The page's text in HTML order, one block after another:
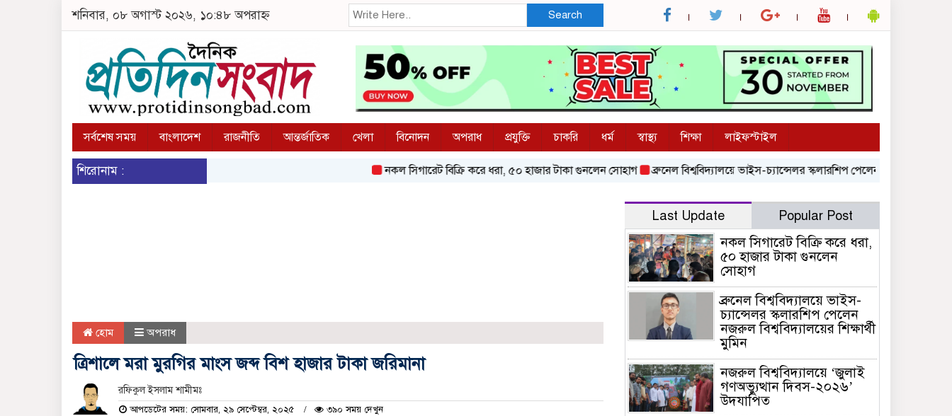
শনিবার, ০৮ অগাস্ট ২০২৬, ১০:৪৮ অপরাহ্ন Search
সর্বশেষ সময় বাংলাদেশ রাজনীতি আন্তর্জাতিক খেলা বিনোদন অপরাধ প্রযুক্তি চাকরি ধর্ম স্বাস্থ্য শিক্ষা লাইফস্টাইল
শিরোনাম : নকল সিগারেট বিক্রি করে ধরা, ৫০ হাজার টাকা গুনলেন সোহাগ ব্রুনেল বিশ্ববিদ্যালয়ে ভাইস-চ্যান্সেলর স্কলারশিপ পেলেন নজরুল বিশ্ববিদ্যালয়ের
হোম অপরাধ
ত্রিশালে মরা মুরগির মাংস জব্দ বিশ হাজার টাকা জরিমানা
রফিকুল ইসলাম শামীমঃ
আপডেটের সময়: সোমবার, ২৯ সেপ্টেম্বর, ২০২৫ ৩৯০ সময় দেখুন
Last Update Popular Post
নকল সিগারেট বিক্রি করে ধরা,
৫০ হাজার টাকা গুনলেন
সোহাগ
ব্রুনেল বিশ্ববিদ্যালয়ে ভাইস-
চ্যান্সেলর স্কলারশিপ পেলেন
নজরুল বিশ্ববিদ্যালয়ের শিক্ষার্থী
মুমিন
নজরুল বিশ্ববিদ্যালয়ে ‘জুলাই
গণঅভ্যুত্থান দিবস-২০২৬’
উদযাপিত